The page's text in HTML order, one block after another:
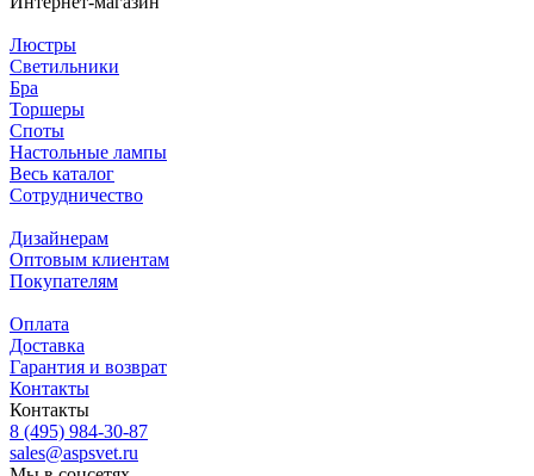
Люстры
Светильники
Бра
Торшеры
Споты
Настольные лампы
Весь каталог
Сотрудничество
Дизайнерам
Оптовым клиентам
Покупателям
Оплата
Доставка
Гарантия и возврат
Контакты
Контакты
8 (495) 984-30-87
sales@aspsvet.ru